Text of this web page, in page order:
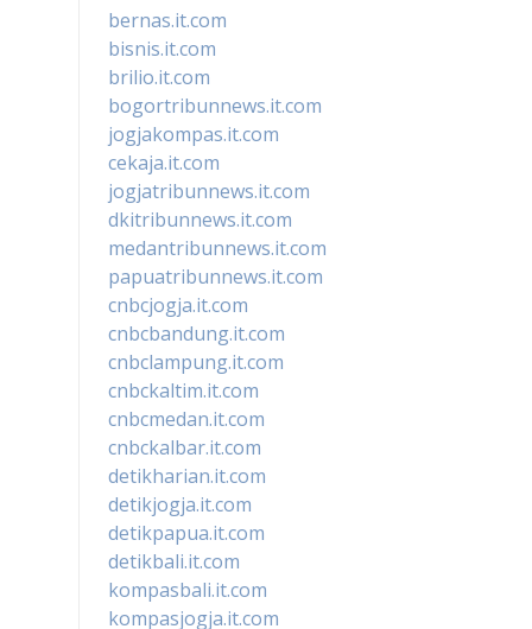
bernas.it.com
bisnis.it.com
brilio.it.com
bogortribunnews.it.com
jogjakompas.it.com
cekaja.it.com
jogjatribunnews.it.com
dkitribunnews.it.com
medantribunnews.it.com
papuatribunnews.it.com
cnbcjogja.it.com
cnbcbandung.it.com
cnbclampung.it.com
cnbckaltim.it.com
cnbcmedan.it.com
cnbckalbar.it.com
detikharian.it.com
detikjogja.it.com
detikpapua.it.com
detikbali.it.com
kompasbali.it.com
kompasjogja.it.com